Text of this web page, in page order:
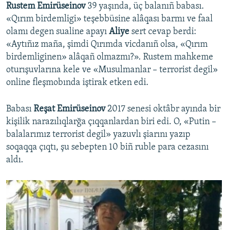
Rustem Emirüseinov 39 yaşında, üç balanıñ babası.
«Qırım birdemligi» teşebbüsine alâqası barmı ve faal
olamı degen sualine apayı Aliye sert cevap berdi:
«Aytıñız maña, şimdi Qırımda vicdanıñ olsa, «Qırım
birdemliginen» alâqañ olmazmı?». Rustem mahkeme
oturışuvlarına kele ve «Musulmanlar – terrorist degil»
online fleşmobında iştirak etken edi.
Babası Reşat Emirüseinov2017 senesi oktâbr ayında bir
kişilik narazılıqlarğa çıqqanlardan biri edi. O, «Putin –
balalarımız terrorist degil» yazuvlı şiarını yazıp
soqaqqa çıqtı, şu sebepten 10 biñ ruble para cezasını
aldı.